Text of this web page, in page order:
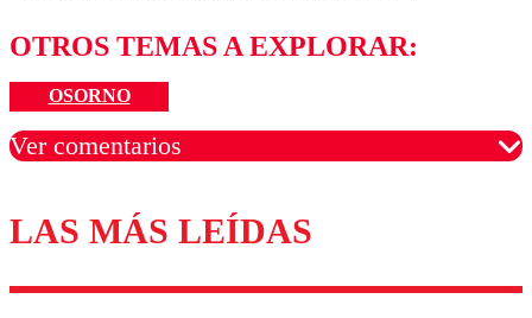
OTROS TEMAS A EXPLORAR:
OSORNO
Ver comentarios
Los comentarios son moderados para garantizar un
diálogo respetuoso.
Nombre
LAS MÁS LEÍDAS